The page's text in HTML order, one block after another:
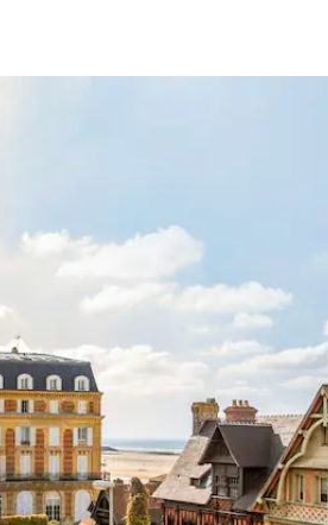
haut et vers le bas, ou en appuyant